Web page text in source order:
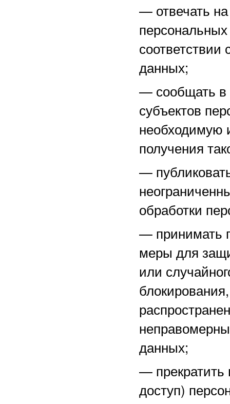
— отвечать
данных;
— сообщать
субъектов
необходимую
получения
—
обработки
— принимать
меры для
или
данных;
—
доступ)